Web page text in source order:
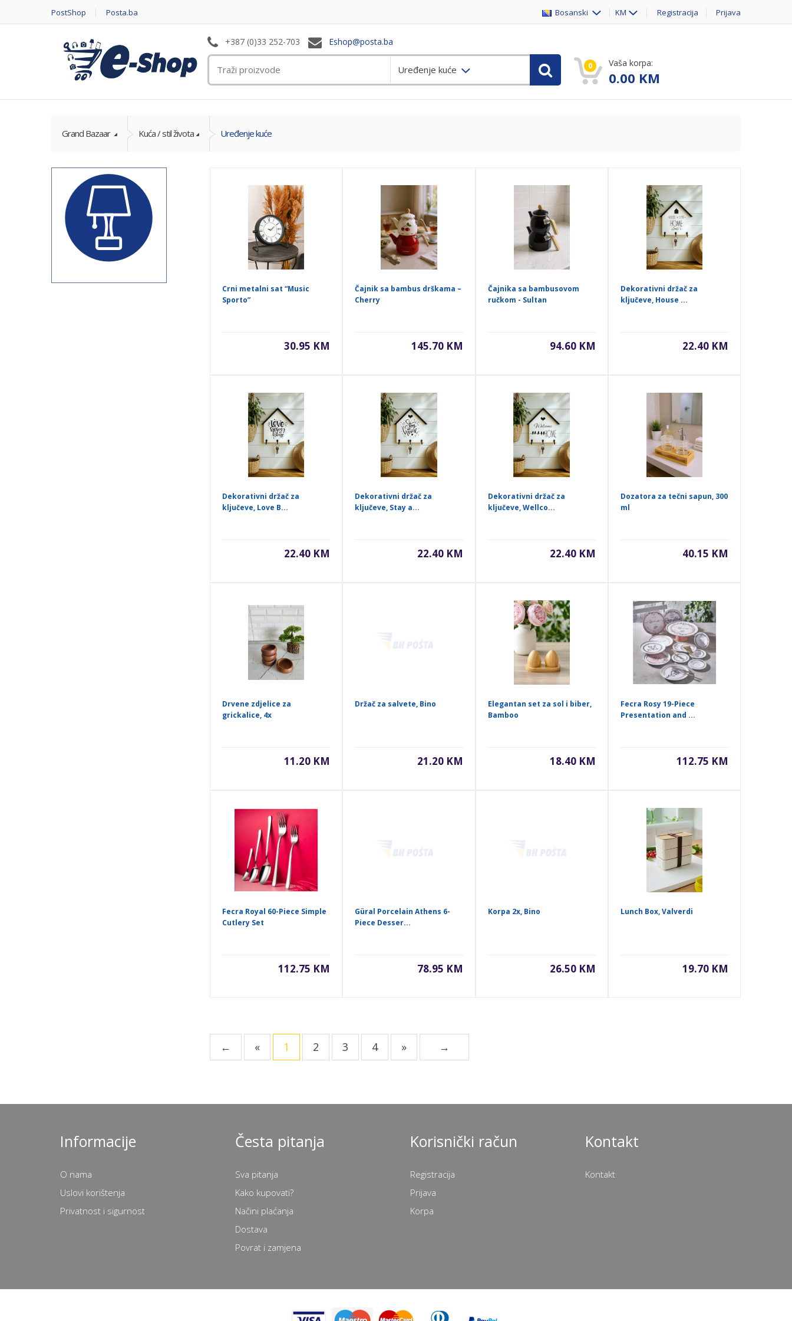
PostShop Posta.ba Bosanski KM Registracija Prijava
+387 (0)33 252-703 Eshop@posta.ba
Uređenje kuće 0 Vaša korpa:
0.00 KM
Grand Bazaar Kuća / stil života Uređenje kuće
Crni metalni sat “Music
Sporto”
30.95 KM
Čajnik sa bambus drškama –
Cherry
145.70 KM
Čajnika sa bambusovom
ručkom - Sultan
94.60 KM
Dekorativni držač za
ključeve, House ...
22.40 KM
Dekorativni držač za
ključeve, Love B...
22.40 KM
Dekorativni držač za
ključeve, Stay a...
22.40 KM
Dekorativni držač za
ključeve, Wellco...
22.40 KM
Dozatora za tečni sapun, 300
ml
40.15 KM
Drvene zdjelice za
grickalice, 4x
11.20 KM
Držač za salvete, Bino
21.20 KM
Elegantan set za sol i biber,
Bamboo
18.40 KM
Fecra Rosy 19-Piece
Presentation and ...
112.75 KM
Fecra Royal 60-Piece Simple
Cutlery Set
112.75 KM
Güral Porcelain Athens 6-
Piece Desser...
78.95 KM
Korpa 2x, Bino
26.50 KM
Lunch Box, Valverdi
19.70 KM
← « 1 2 3 4 » →
Informacije
O nama
Uslovi korištenja
Privatnost i sigurnost
Česta pitanja
Sva pitanja
Kako kupovati?
Načini plaćanja
Dostava
Povrat i zamjena
Korisnički račun
Registracija
Prijava
Korpa
Kontakt
Kontakt